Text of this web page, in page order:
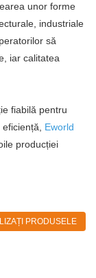
unor forme
industriale
să
iar calitatea
fiabilă pentru
Eworld
producției
PRODUSELE